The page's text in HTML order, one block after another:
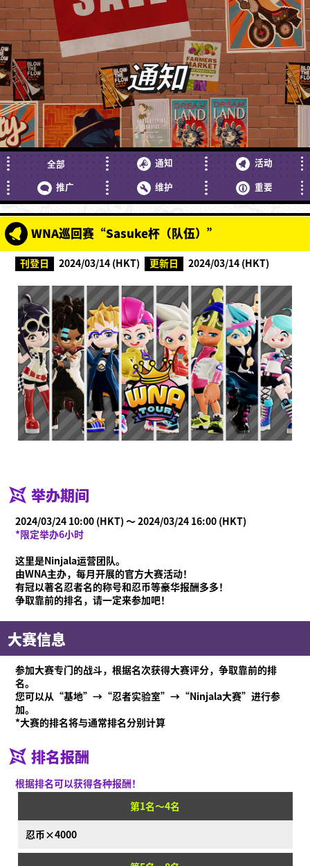
什么是Ninjala？
通知
通知
全部 通知
活动
推广
维护 重要
WNA巡回赛“Sasuke杯（队伍）”
刊登日 2024/03/14 (HKT) 更新日 2024/03/14 (HKT)
举办期间
2024/03/24 10:00 (HKT) ～ 2024/03/24 16:00 (HKT)
*限定举办6小时
这里是Ninjala运营团队。
由WNA主办，每月开展的官方大赛活动！
有冠以著名忍者名的称号和忍币等豪华报酬多多！
争取靠前的排名，请一定来参加吧！
大赛信息
参加大赛专门的战斗，根据名次获得大赛评分，争取靠前的排
名。
您可以从“基地”→“忍者实验室”→“Ninjala大赛”进行参
加。
*大赛的排名将与通常排名分别计算
排名报酬
根据排名可以获得各种报酬！
第1名～4名
忍币×4000